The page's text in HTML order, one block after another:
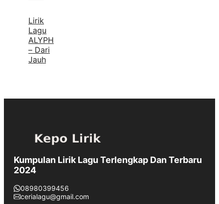
Lirik
Lagu
ALYPH
– Dari
Jauh
Kumpulan Lirik Lagu Terlengkap Dan Terbaru
2024
08980399456
cerialagu@gmail.com